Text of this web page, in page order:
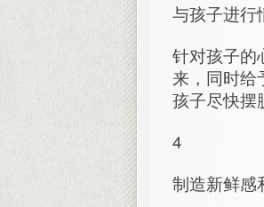
与孩子进行
针对孩子的
来，同时给
孩子尽快摆
4
制造新鲜感